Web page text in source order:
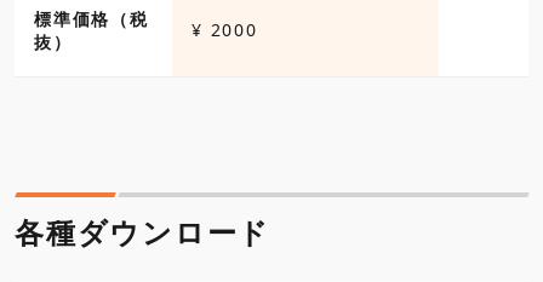
標準価格（税
抜）
¥ 2000
各種ダウンロード